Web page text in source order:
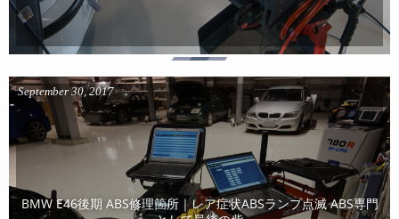
BMW E46後期 ABS修理箇所｜レア症状ABSランプ点滅 ABS専門
September 30,2017